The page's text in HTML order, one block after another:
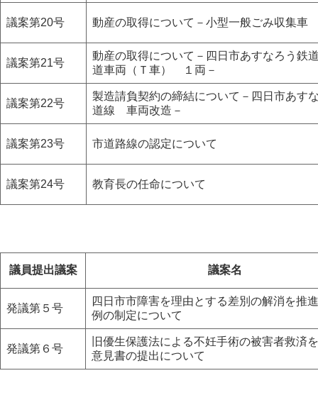
議案第20号 動産の取得について－小型一般ごみ収集車
議案第21号
動産の取得について－四日市あすなろう鉄
道車両（Ｔ車） １両－
議案第22号
製造請負契約の締結について－四日市あす
道線 車両改造－
議案第23号 市道路線の認定について
議案第24号 教育長の任命について
議員提出議案 議案名
発議第５号
四日市市障害を理由とする差別の解消を推
例の制定について
発議第６号
旧優生保護法による不妊手術の被害者救済
意見書の提出について